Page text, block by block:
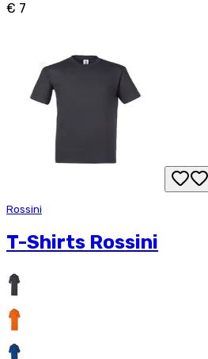
€ 7
Rossini
T-Shirts Rossini